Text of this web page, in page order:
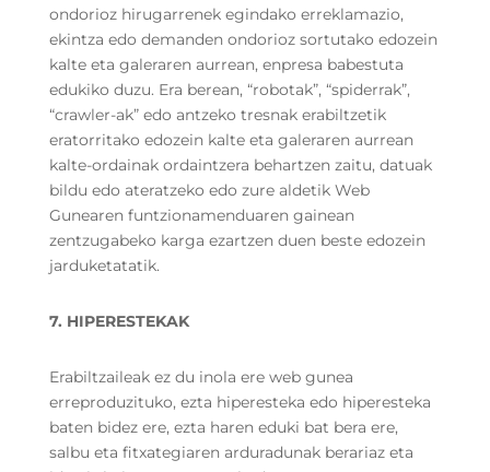
ondorioz hirugarrenek egindako erreklamazio,
ekintza edo demanden ondorioz sortutako edozein
kalte eta galeraren aurrean, enpresa babestuta
edukiko duzu. Era berean, “robotak”, “spiderrak”,
“crawler-ak” edo antzeko tresnak erabiltzetik
eratorritako edozein kalte eta galeraren aurrean
kalte-ordainak ordaintzera behartzen zaitu, datuak
bildu edo ateratzeko edo zure aldetik Web
Gunearen funtzionamenduaren gainean
zentzugabeko karga ezartzen duen beste edozein
jarduketatatik.
7. HIPERESTEKAK
Erabiltzaileak ez du inola ere web gunea
erreproduzituko, ezta hiperesteka edo hiperesteka
baten bidez ere, ezta haren eduki bat bera ere,
salbu eta fitxategiaren arduradunak berariaz eta